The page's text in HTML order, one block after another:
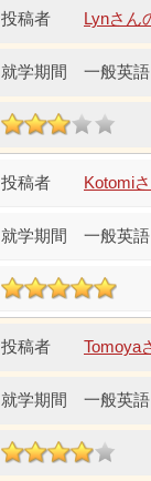
Lynさん
一般英
Kotomi
一般英
Tomoya
一般英